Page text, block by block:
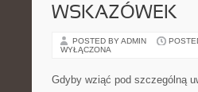
WSKAZÓWEK
POSTED BY ADMIN
WYŁĄCZONA
Gdyby wziąć pod szczególną